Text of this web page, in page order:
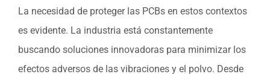
La necesidad de proteger las PCBs en estos contextos
es evidente. La industria está constantemente
buscando soluciones innovadoras para minimizar los
efectos adversos de las vibraciones y el polvo. Desde